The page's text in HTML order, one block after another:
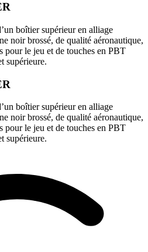
boîtier supérieur en alliage
noir brossé, de qualité aéronautique,
pour le jeu et de touches en PBT
supérieure.
boîtier supérieur en alliage
noir brossé, de qualité aéronautique,
pour le jeu et de touches en PBT
supérieure.